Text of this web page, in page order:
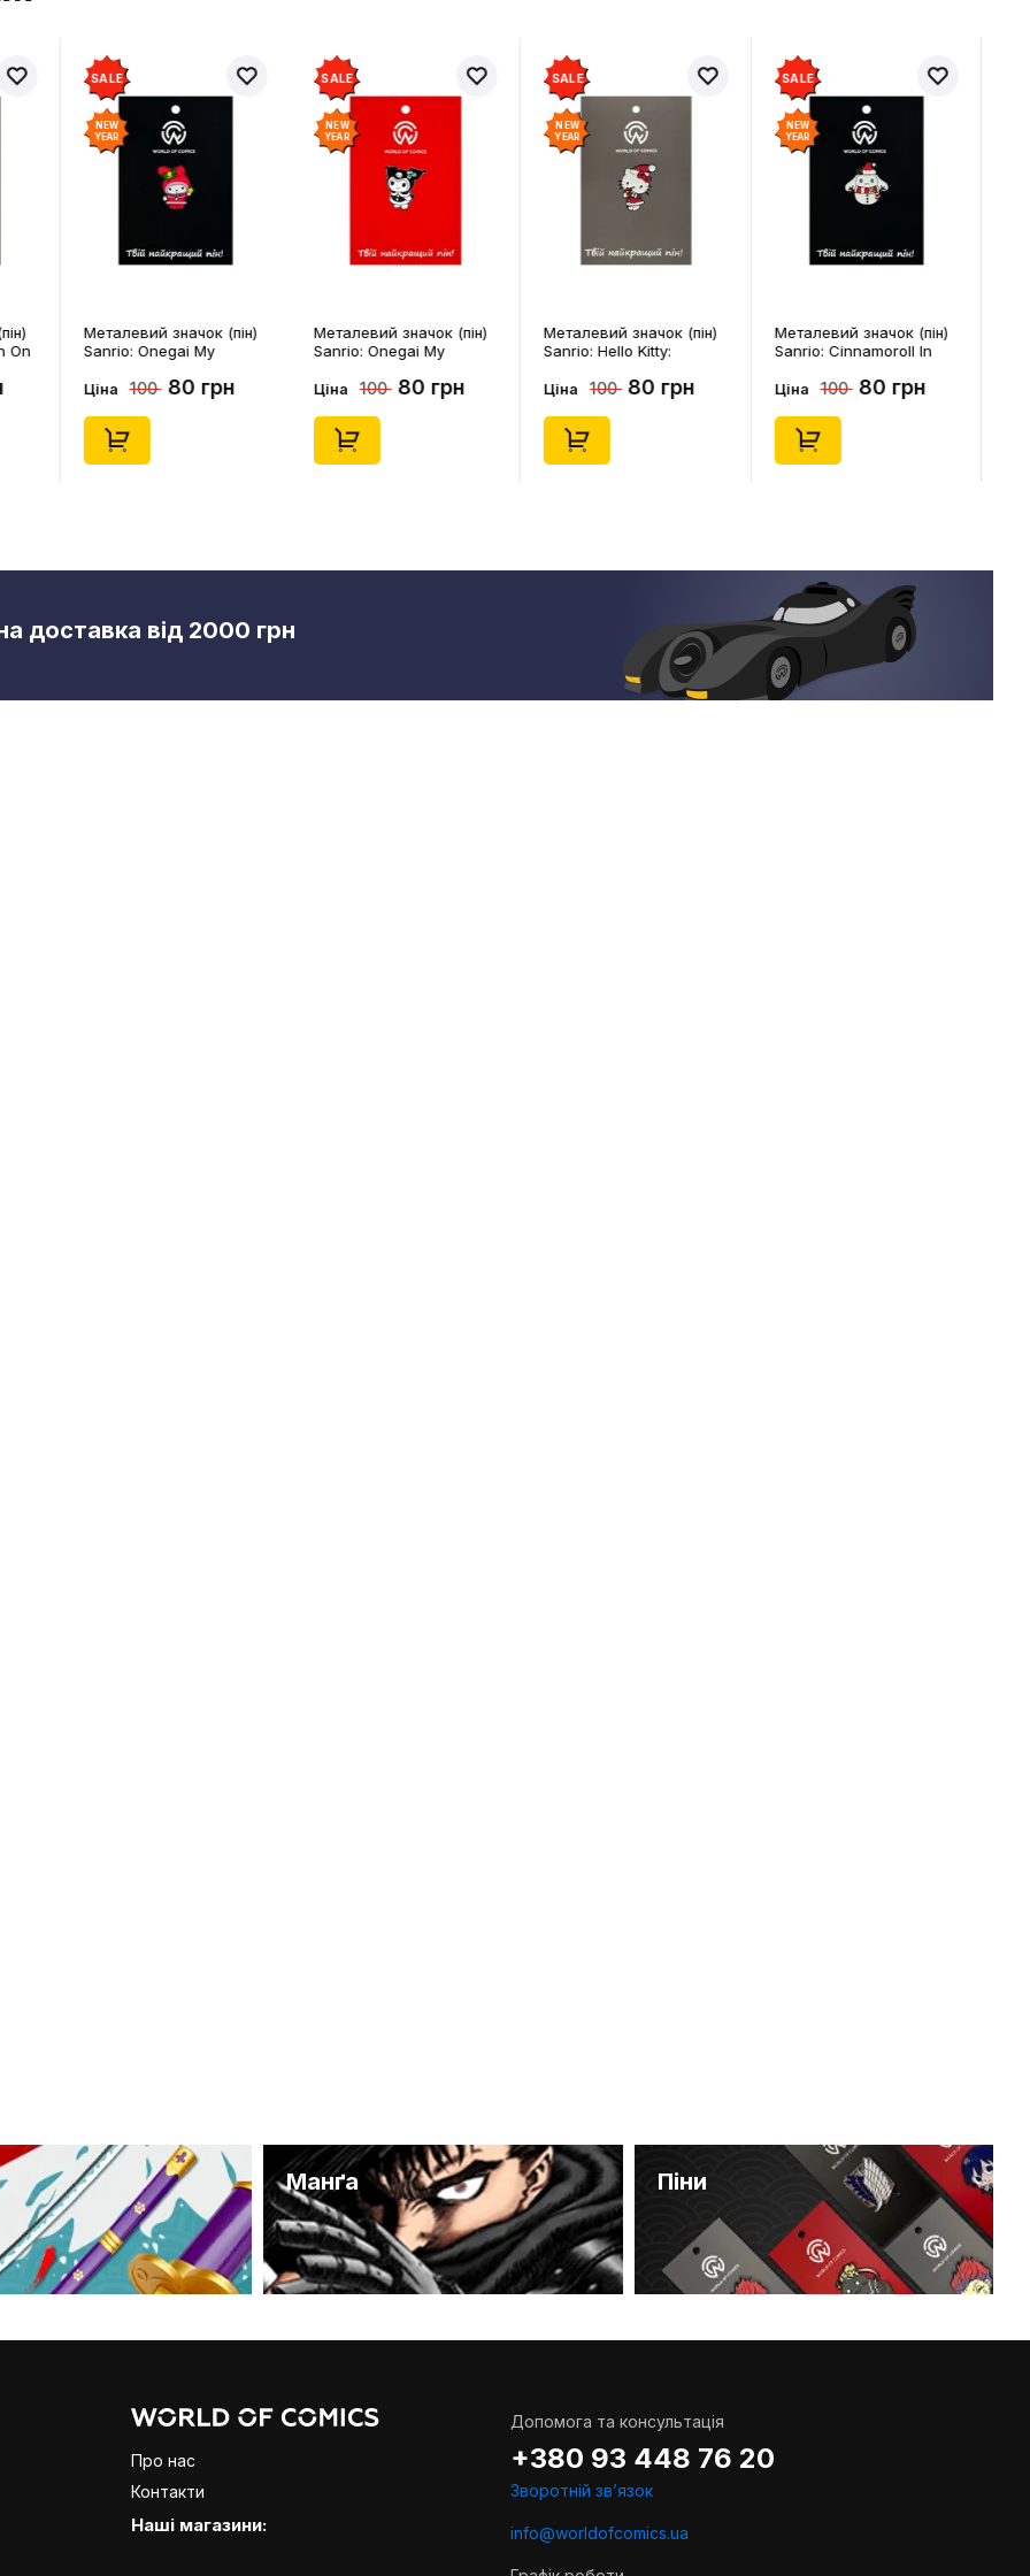
On
SALE
NEW
YEAR
Металевий значок (пін)
Sanrio: Onegai My
Melody, (14543)
Ціна 100 80 грн
SALE
NEW
YEAR
Металевий значок (пін)
Sanrio: Onegai My
Kuromi, (14546)
Ціна 100 80 грн
SALE
NEW
YEAR
Металевий значок (пін)
Sanrio: Hello Kitty:
(14542)
Ціна 100 80 грн
SALE
NEW
YEAR
Металевий значок (пін)
Sanrio: Cinnamoroll In
(14544)
Ціна 100 80 грн
доставка від 2000 грн
Манґа Піни
Про нас
Контакти
Наші магазини:
Допомога та консультація
+380 93 448 76 20
Зворотній звʼязок
info@worldofcomics.ua